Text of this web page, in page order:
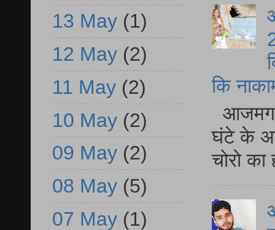
कि
घंटे के
चोरो
13 May (1)
12 May (2)
11 May (2)
10 May (2)
09 May (2)
08 May (5)
07 May (1)